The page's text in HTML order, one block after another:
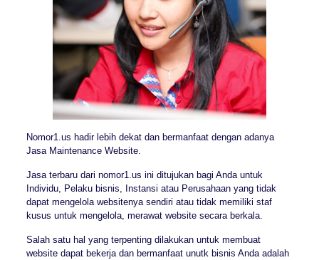
Nomor1.us hadir lebih dekat dan bermanfaat dengan adanya
Jasa Maintenance Website.
Jasa terbaru dari nomor1.us ini ditujukan bagi Anda untuk
Individu, Pelaku bisnis, Instansi atau Perusahaan yang tidak
dapat mengelola websitenya sendiri atau tidak memiliki staf
kusus untuk mengelola, merawat website secara berkala.
Salah satu hal yang terpenting dilakukan untuk membuat
website dapat bekerja dan bermanfaat unutk bisnis Anda adalah